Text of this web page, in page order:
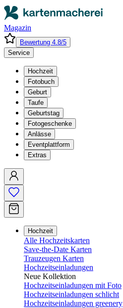
Magazin
Bewertung 4.8/5
Service
Hochzeit
Fotobuch
Geburt
Taufe
Geburtstag
Fotogeschenke
Anlässe
Eventplattform
Extras
Hochzeit
Alle Hochzeitskarten
Save-the-Date Karten
Trauzeugen Karten
Hochzeitseinladungen
Neue Kollektion
Hochzeitseinladungen mit Foto
Hochzeitseinladungen schlicht
Hochzeitseinladungen greenery